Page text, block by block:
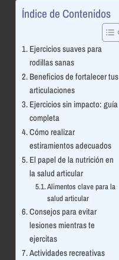
Índice de Contenidos
Ejercicios suaves para
rodillas sanas
Beneficios de fortalecer tus
articulaciones
Ejercicios sin impacto: guía
completa
Cómo realizar
estiramientos adecuados
El papel de la nutrición en
la salud articular
Alimentos clave para la
salud articular
Consejos para evitar
lesiones mientras te
ejercitas
Actividades recreativas